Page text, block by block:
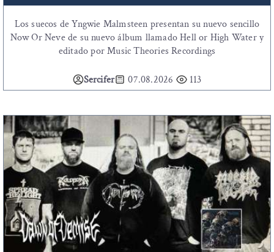
Los suecos de Yngwie Malmsteen presentan su nuevo sencillo
Now Or Neve de su nuevo álbum llamado Hell or High Water y
editado por Music Theories Recordings
Sercifer 07.08.2026 113